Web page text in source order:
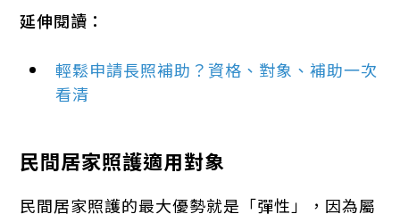
延伸閱讀：
輕鬆申請長照補助？資格、對象、補助一次
看清
民間居家照護適用對象
民間居家照護的最大優勢就是「彈性」，因為屬